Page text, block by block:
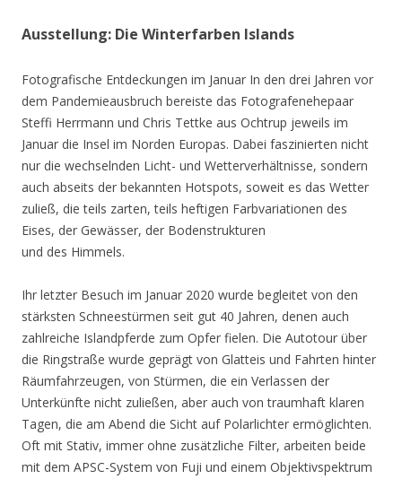
Ausstellung: Die Winterfarben Islands
Fotografische Entdeckungen im Januar In den drei Jahren vor
dem Pandemieausbruch bereiste das Fotografenehepaar
Steffi Herrmann und Chris Tettke aus Ochtrup jeweils im
Januar die Insel im Norden Europas. Dabei faszinierten nicht
nur die wechselnden Licht- und Wetterverhältnisse, sondern
auch abseits der bekannten Hotspots, soweit es das Wetter
zuließ, die teils zarten, teils heftigen Farbvariationen des
Eises, der Gewässer, der Bodenstrukturen
und des Himmels.
Ihr letzter Besuch im Januar 2020 wurde begleitet von den
stärksten Schneestürmen seit gut 40 Jahren, denen auch
zahlreiche Islandpferde zum Opfer fielen. Die Autotour über
die Ringstraße wurde geprägt von Glatteis und Fahrten hinter
Räumfahrzeugen, von Stürmen, die ein Verlassen der
Unterkünfte nicht zuließen, aber auch von traumhaft klaren
Tagen, die am Abend die Sicht auf Polarlichter ermöglichten.
Oft mit Stativ, immer ohne zusätzliche Filter, arbeiten beide
mit dem APSC-System von Fuji und einem Objektivspektrum